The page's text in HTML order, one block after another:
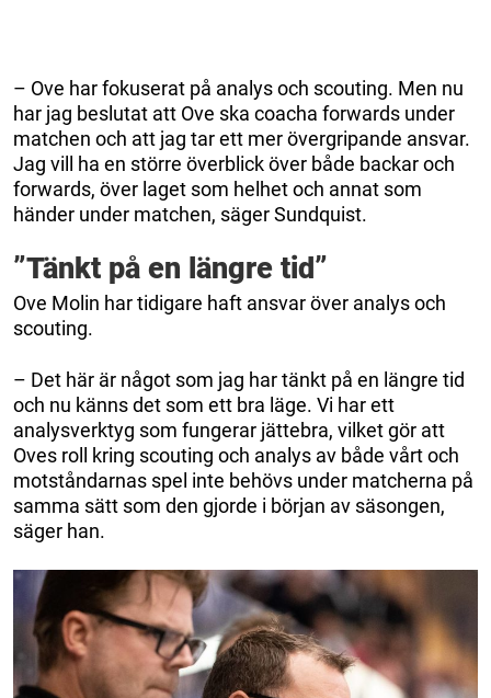
– Ove har fokuserat på analys och scouting. Men nu
har jag beslutat att Ove ska coacha forwards under
matchen och att jag tar ett mer övergripande ansvar.
Jag vill ha en större överblick över både backar och
forwards, över laget som helhet och annat som
händer under matchen, säger Sundquist.
”Tänkt på en längre tid”
Ove Molin har tidigare haft ansvar över analys och
scouting.
– Det här är något som jag har tänkt på en längre tid
och nu känns det som ett bra läge. Vi har ett
analysverktyg som fungerar jättebra, vilket gör att
Oves roll kring scouting och analys av både vårt och
motståndarnas spel inte behövs under matcherna på
samma sätt som den gjorde i början av säsongen,
säger han.